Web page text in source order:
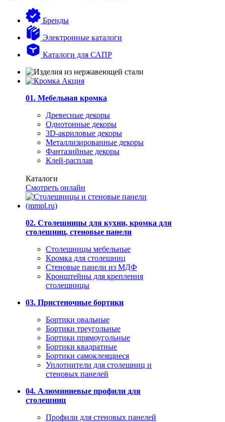
Бренды
Электронные каталоги
Каталоги для САПР
01. Мебельная кромка
Древесные декоры
Однотонные декоры
3D-акриловые декоры
Металлизированные декоры
Фантазийные декоры
Клей-расплав
Каталоги
Смотреть онлайн
02. Столешницы для кухни, кромка для
столешниц, стеновые панели
Столешницы мебельные
Кромка для столешниц
Стеновые панели из МДФ
Кронштейны для крепления
столешницы
03. Пристеночные бортики
Бортики овальные
Бортики треугольные
Бортики прямоугольные
Бортики квадратные
Бортики самоклеящиеся
Уплотнители для столешниц и
стеновых панелей
04. Алюминиевые профили для
столешниц
Профили для стеновых панелей